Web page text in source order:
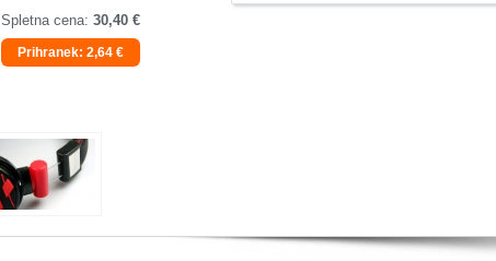
Spletna cena: 30,40 €
Prihranek: 2,64 €